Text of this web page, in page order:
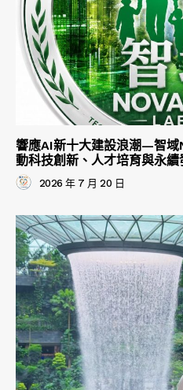
響應AI新十大建設浪潮—智
動科技創新、人才培育與永續
2026 年 7 月 20 日